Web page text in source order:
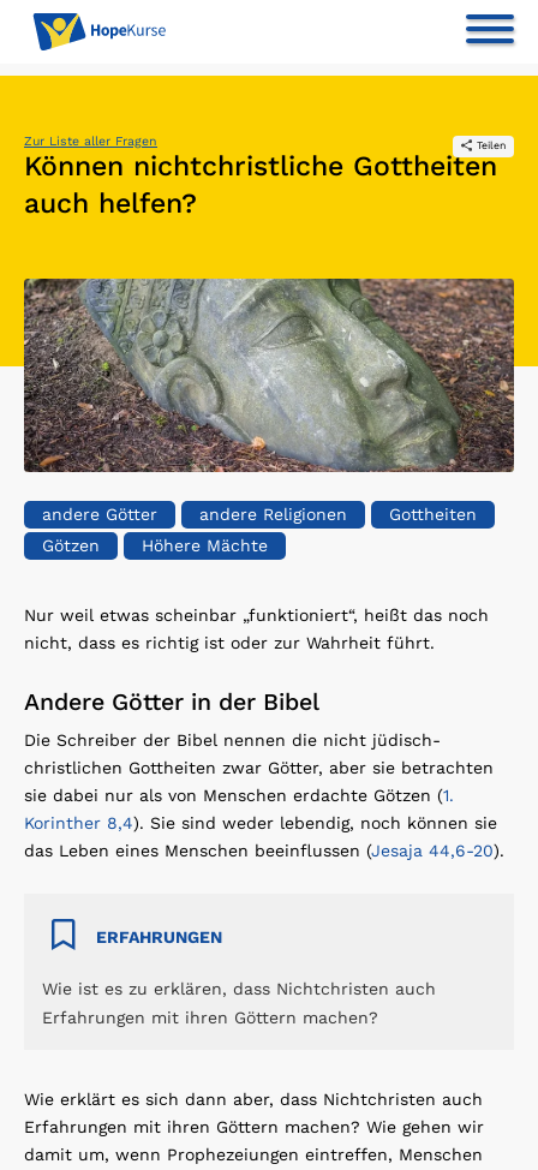
Zur Liste aller Fragen Teilen
Können nichtchristliche Gottheiten
auch helfen?
andere Götter andere Religionen
Gottheiten
Götzen
Höhere Mächte
Nur weil etwas scheinbar „funktioniert“, heißt das noch
nicht, dass es richtig ist oder zur Wahrheit führt.
Andere Götter in der Bibel
Die Schreiber der Bibel nennen die nicht jüdisch-
christlichen Gottheiten zwar Götter, aber sie betrachten
sie dabei nur als von Menschen erdachte Götzen (1.
Korinther 8,4). Sie sind weder lebendig, noch können sie
das Leben eines Menschen beeinflussen (Jesaja 44,6-20).
ERFAHRUNGEN
Wie ist es zu erklären, dass Nichtchristen auch
Erfahrungen mit ihren Göttern machen?
Wie erklärt es sich dann aber, dass Nichtchristen auch
Erfahrungen mit ihren Göttern machen? Wie gehen wir
damit um, wenn Prophezeiungen eintreffen, Menschen